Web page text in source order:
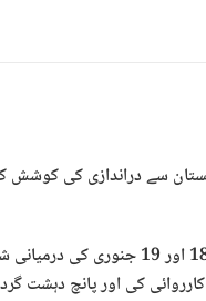
سے دراندازی کی کوشش کو
پاک فوج کے شعبہ تعلقات عامہ (آئی ایس
کی اور پانچ دہشت